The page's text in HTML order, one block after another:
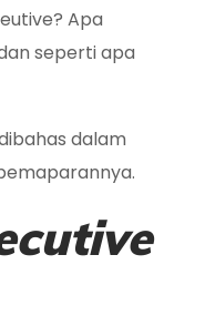
Apa
seperti apa
dalam